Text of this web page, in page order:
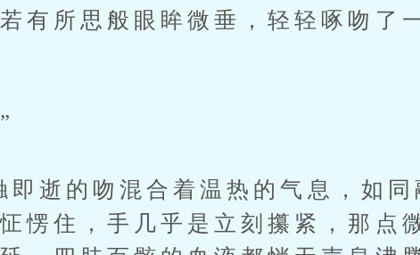
有所思般眼眸微垂，轻轻啄吻了
逝的吻混合着温热的气息，如同
愣住，手几乎是立刻攥紧，那点